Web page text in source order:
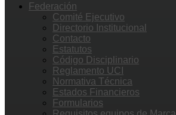
Federación
Comité Ejecutivo
Directorio Institucional
Contacto
Estatutos
Código Disciplinario
Reglamento UCI
Normativa Técnica
Estados Financieros
Formularios